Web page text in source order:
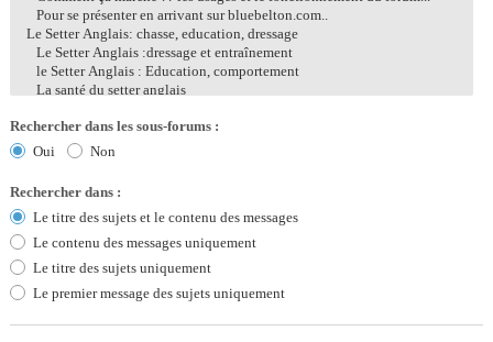
Rechercher dans les sous-forums :
Oui
Non
Rechercher dans :
Le titre des sujets et le contenu des messages
Le contenu des messages uniquement
Le titre des sujets uniquement
Le premier message des sujets uniquement